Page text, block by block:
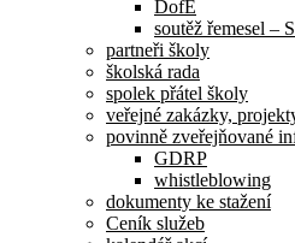
DofE
soutěž řemesel –
partneři školy
školská rada
spolek přátel školy
veřejné zakázky,
povinně zveřejňované
GDRP
whistleblowing
dokumenty ke stažení
Ceník služeb